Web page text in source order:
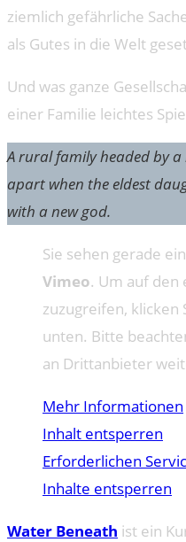
ziemlich gefährliche
als Gutes in die Welt
Und was ganze
einer Familie leichtes
A rural family headed by
apart when the eldest
with a new god.
Sie sehen gerade
Vimeo. Um auf den
zuzugreifen, klicken
unten. Bitte
an Drittanbieter
Mehr Informationen
Inhalt entsperren
Erforderlichen
Inhalte entsperren
Water Beneath ist ein